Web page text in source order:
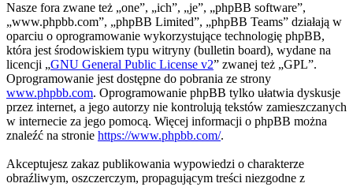
Nasze fora zwane też „one”, „ich”, „je”, „phpBB software”,
„www.phpbb.com”, „phpBB Limited”, „phpBB Teams” działają w
oparciu o oprogramowanie wykorzystujące technologię phpBB,
która jest środowiskiem typu witryny (bulletin board), wydane na
licencji „GNU General Public License v2” zwanej też „GPL”.
Oprogramowanie jest dostępne do pobrania ze strony
www.phpbb.com. Oprogramowanie phpBB tylko ułatwia dyskusje
przez internet, a jego autorzy nie kontrolują tekstów zamieszczanych
w internecie za jego pomocą. Więcej informacji o phpBB można
znaleźć na stronie https://www.phpbb.com/.
Akceptujesz zakaz publikowania wypowiedzi o charakterze
obraźliwym, oszczerczym, propagującym treści niezgodne z